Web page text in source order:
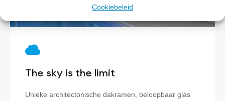
Cookiebeleid
The sky is the limit
Unieke architectonische dakramen, beloopbaar glas